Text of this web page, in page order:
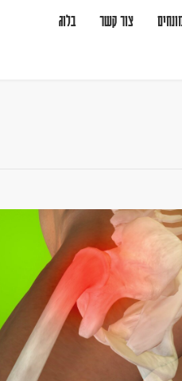
צור קשר בלוג